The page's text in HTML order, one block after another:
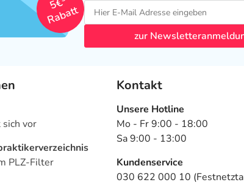
5€
Rabatt
zur
vor
PLZ-Filter
Kontakt
Unsere Hotline
Mo - Fr 9:00 - 18:00
Sa 9:00 - 13:00
Kundenservice
030 622 000 10